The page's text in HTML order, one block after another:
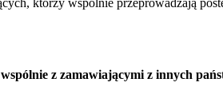
którzy wspólnie przeprowadzają
z zamawiającymi z innych